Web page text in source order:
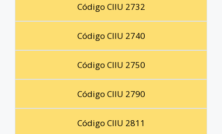
Código CIIU 2732
Código CIIU 2740
Código CIIU 2750
Código CIIU 2790
Código CIIU 2811